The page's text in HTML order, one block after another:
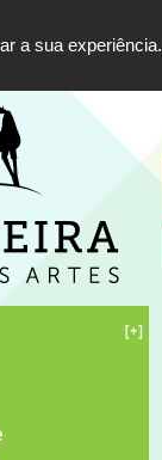
a sua experiência.